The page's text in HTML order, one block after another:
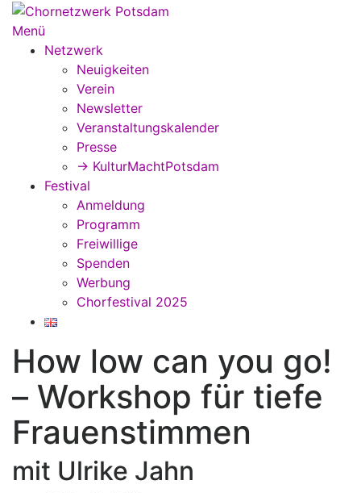
Zum
Inhalt
springen
Menü
Netzwerk
Neuigkeiten
Verein
Newsletter
Veranstaltungskalender
Presse
→ KulturMachtPotsdam
Festival
Anmeldung
Programm
Freiwillige
Spenden
Werbung
Chorfestival 2025
How low can you go!
– Workshop für tiefe
Frauenstimmen
mit Ulrike Jahn